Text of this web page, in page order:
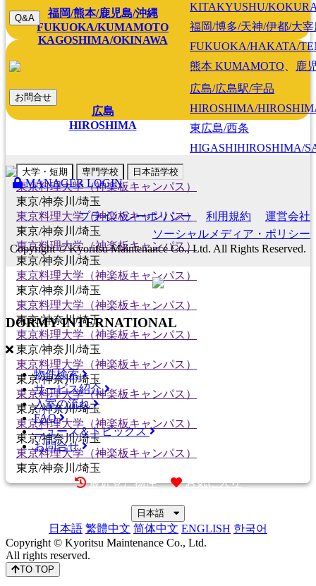
福岡/熊本/鹿児島/沖縄
FUKUOKA/KUMAMOTO
KAGOSHIMA/OKINAWA
KITAKYUSHU/
福岡/博多/天神/伊都/大宰
FUKUOKA/HAKATA/
熊本 KUMAMOTO 鹿
広島
HIROSHIMA
広島/広島駅/宇品
HIROSHIMA/
東広島/西条
HIGASHIHIROSHIMA/
大学・短期 専門学校 日本語学校
東京料理大学（神楽板キャンパス）
東京/神奈川/埼玉
東京料理大学（神楽板キャンパス）
東京/神奈川/埼玉
東京料理大学（神楽板キャンパス）
東京/神奈川/埼玉
東京料理大学（神楽板キャンパス）
東京/神奈川/埼玉
東京料理大学（神楽板キャンパス）
東京/神奈川/埼玉
東京料理大学（神楽板キャンパス）
東京/神奈川/埼玉
東京料理大学（神楽板キャンパス）
東京/神奈川/埼玉
東京料理大学（神楽板キャンパス）
東京/神奈川/埼玉
東京料理大学（神楽板キャンパス）
東京/神奈川/埼玉
東京料理大学（神楽板キャンパス）
東京/神奈川/埼玉
Q&A
お問合せ
MANAGER LOGIN
プライバシーポリシー 利用規約
運営会社
ソーシャルメディア・ポリシー
Copyright © Kyoritsu Maintenance Co., Ltd. All Rights Reserved.
DORMY INTERNATIONAL
物件検索
サービス紹介
入室の流れ
FAQ
ニュース＆トピックス
お問合せ
最近見た物件 お気に入り
日本語
日本語 繁體中文 简体中文 ENGLISH 한국어
Copyright © Kyoritsu Maintenance Co., Ltd.
All rights reserved.
TO TOP